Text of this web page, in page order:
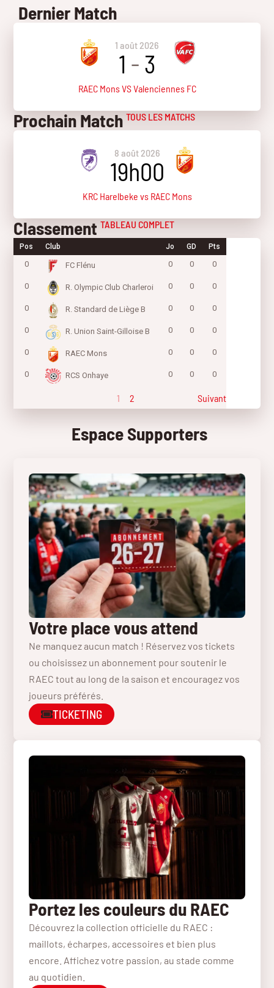
Dernier Match
1 août 2026
1 - 3
RAEC Mons VS Valenciennes FC
Prochain Match TOUS LES MATCHS
8 août 2026
19h00
KRC Harelbeke vs RAEC Mons
Classement TABLEAU COMPLET
Pos Club Jo GD Pts
0 FC Flénu 0 0 0
0 R. Olympic Club Charleroi 0 0 0
0 R. Standard de Liège B 0 0 0
0 R. Union Saint-Gilloise B 0 0 0
0 RAEC Mons 0 0 0
0 RCS Onhaye 0 0 0
1 2 Suivant
Espace Supporters
Votre place vous attend
Ne manquez aucun match ! Réservez vos tickets
ou choisissez un abonnement pour soutenir le
RAEC tout au long de la saison et encouragez vos
joueurs préférés.
TICKETING
Portez les couleurs du RAEC
Découvrez la collection officielle du RAEC :
maillots, écharpes, accessoires et bien plus
encore. Affichez votre passion, au stade comme
au quotidien.